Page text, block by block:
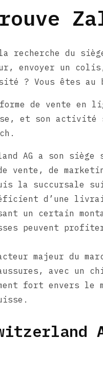
recherche du
envoyer un
? Vous êtes au
de vente en
et son activité
AG a son
vente, de
la succursale
d’une
un certain
peuvent
majeur du
avec un
fort envers le